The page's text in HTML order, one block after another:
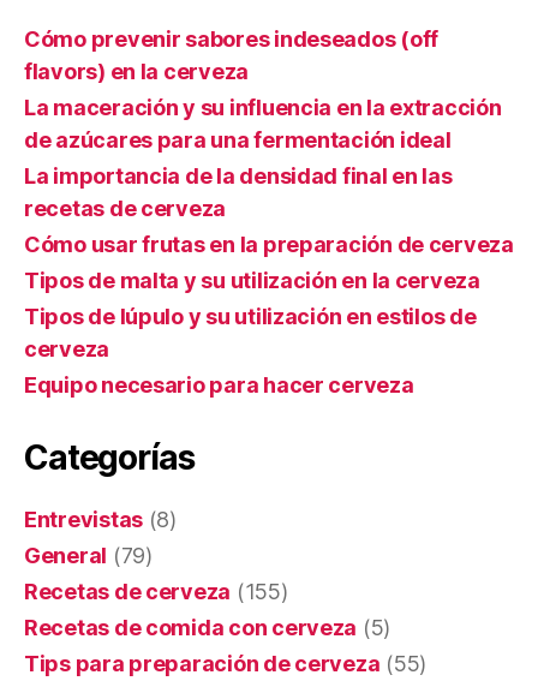
Cómo prevenir sabores indeseados (off
flavors) en la cerveza
La maceración y su influencia en la extracción
de azúcares para una fermentación ideal
La importancia de la densidad final en las
recetas de cerveza
Cómo usar frutas en la preparación de cerveza
Tipos de malta y su utilización en la cerveza
Tipos de lúpulo y su utilización en estilos de
cerveza
Equipo necesario para hacer cerveza
Categorías
Entrevistas (8)
General (79)
Recetas de cerveza (155)
Recetas de comida con cerveza (5)
Tips para preparación de cerveza (55)